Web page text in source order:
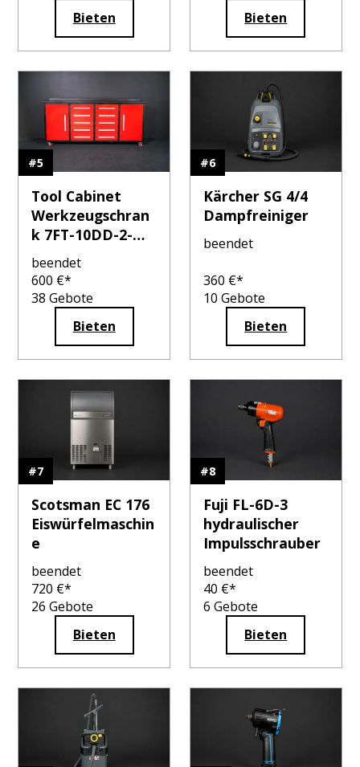
Bieten
Bieten
#5
Tool Cabinet
Werkzeugschran
k 7FT-10DD-2-
01C-02
beendet
600 €*
38 Gebote
Bieten
#6
Kärcher SG 4/4
Dampfreiniger
beendet
360 €*
10 Gebote
Bieten
#7
Scotsman EC 176
Eiswürfelmaschin
e
beendet
720 €*
26 Gebote
Bieten
#8
Fuji FL-6D-3
hydraulischer
Impulsschrauber
beendet
40 €*
6 Gebote
Bieten